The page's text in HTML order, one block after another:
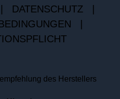
DATENSCHUTZ
des Herstellers